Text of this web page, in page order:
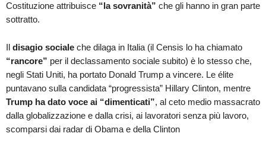
Costituzione attribuisce “la sovranità” che gli hanno in gran parte
sottratto.
Il disagio sociale che dilaga in Italia (il Censis lo ha chiamato
“rancore” per il declassamento sociale subito) è lo stesso che,
negli Stati Uniti, ha portato Donald Trump a vincere. Le élite
puntavano sulla candidata “progressista” Hillary Clinton, mentre
Trump ha dato voce ai “dimenticati”, al ceto medio massacrato
dalla globalizzazione e dalla crisi, ai lavoratori senza più lavoro,
scomparsi dai radar di Obama e della Clinton